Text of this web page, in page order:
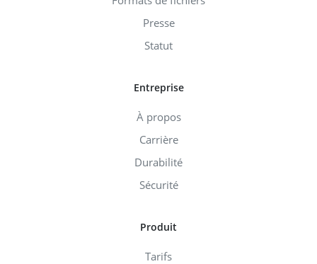
Presse
Statut
Entreprise
À propos
Carrière
Durabilité
Sécurité
Produit
Tarifs